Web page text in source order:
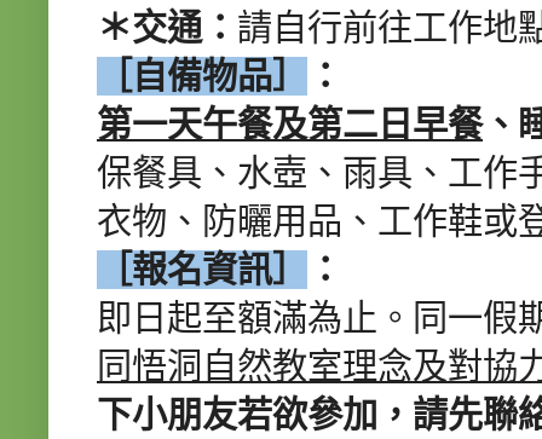
＊交通： 請自行前往工作地
［自備物品］
：
第一天午餐及第二日早餐、
保餐具、水壺、雨具、工作
衣物、防曬用品、工作鞋或
［報名資訊］
：
即日起至額滿為止。同一假
同悟洞自然教室理念及對協
下小朋友若欲參加，請先聯